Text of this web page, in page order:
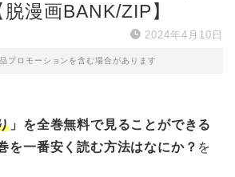
漫画BANK/ZIP】
2024年4月10日
プロモーションを含む場合があります
」を全巻無料で見ることができる
を一番安く読む方法はなにか？ を